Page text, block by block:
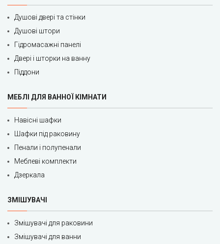
Душові двері та стінки
Душові штори
Гідромасажні панелі
Двері і шторки на ванну
Піддони
МЕБЛІ ДЛЯ ВАННОЇ КІМНАТИ
Навісні шафки
Шафки під раковину
Пенали і полупенали
Меблеві комплекти
Дзеркала
ЗМІШУВАЧІ
Змішувачі для раковини
Змішувачі для ванни